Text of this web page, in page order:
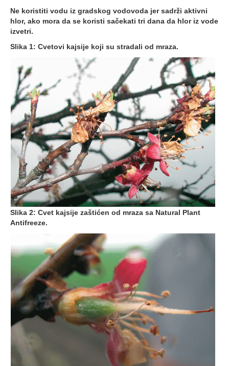
Ne koristiti vodu iz gradskog vodovoda jer sadrži aktivni
hlor, ako mora da se koristi sačekati tri dana da hlor iz vode
izvetri.
Slika 1: Cvetovi kajsije koji su stradali od mraza.
Slika 2: Cvet kajsije zaštićen od mraza sa Natural Plant
Antifreeze.